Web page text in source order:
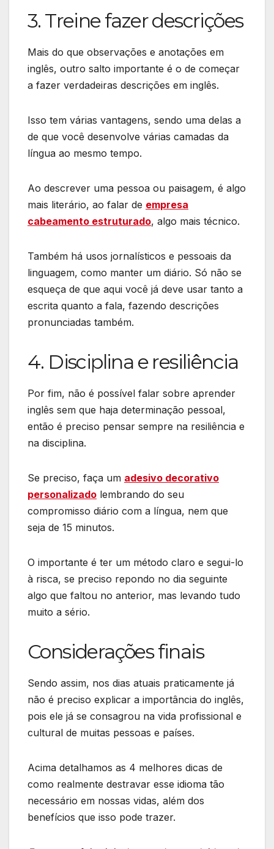
3. Treine fazer descrições
Mais do que observações e anotações em
inglês, outro salto importante é o de começar
a fazer verdadeiras descrições em inglês.
Isso tem várias vantagens, sendo uma delas a
de que você desenvolve várias camadas da
língua ao mesmo tempo.
Ao descrever uma pessoa ou paisagem, é algo
mais literário, ao falar de empresa
cabeamento estruturado, algo mais técnico.
Também há usos jornalísticos e pessoais da
linguagem, como manter um diário. Só não se
esqueça de que aqui você já deve usar tanto a
escrita quanto a fala, fazendo descrições
pronunciadas também.
4. Disciplina e resiliência
Por fim, não é possível falar sobre aprender
inglês sem que haja determinação pessoal,
então é preciso pensar sempre na resiliência e
na disciplina.
Se preciso, faça um adesivo decorativo
personalizado lembrando do seu
compromisso diário com a língua, nem que
seja de 15 minutos.
O importante é ter um método claro e segui-lo
à risca, se preciso repondo no dia seguinte
algo que faltou no anterior, mas levando tudo
muito a sério.
Considerações finais
Sendo assim, nos dias atuais praticamente já
não é preciso explicar a importância do inglês,
pois ele já se consagrou na vida profissional e
cultural de muitas pessoas e países.
Acima detalhamos as 4 melhores dicas de
como realmente destravar esse idioma tão
necessário em nossas vidas, além dos
benefícios que isso pode trazer.